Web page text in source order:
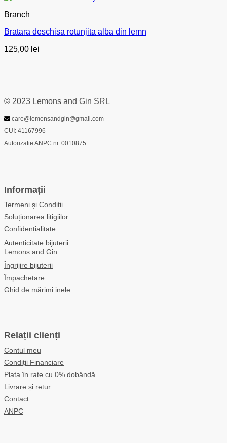
Branch
Bratara deschisa rotunjita alba din lemn
125,00 lei
© 2023 Lemons and Gin SRL
care@lemonsandgin@gmail.com
CUI: 41167996
Autorizatie ANPC nr. 0010875
Informații
Termeni și Condiții
Soluționarea litigiilor
Confidențialitate
Autenticitate bijuterii
Lemons and Gin
Îngrijire bijuterii
Împachetare
Ghid de mărimi inele
Relații clienți
Contul meu
Condiții Financiare
Plata în rate cu 0% dobândă
Livrare și retur
Contact
ANPC